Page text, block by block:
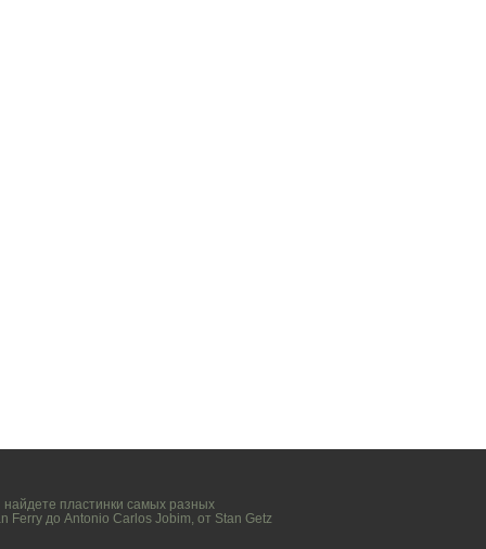
пластинки самых разных
Ferry до Antonio Carlos Jobim, от Stan Getz